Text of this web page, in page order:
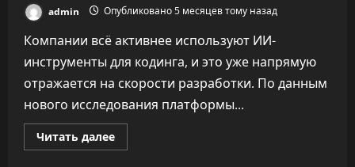
admin Опубликовано 5 месяцев тому назад
Компании всё активнее используют ИИ-
инструменты для кодинга, и это уже напрямую
отражается на скорости разработки. По данным
нового исследования платформы...
Читать далееПрочитать
больше